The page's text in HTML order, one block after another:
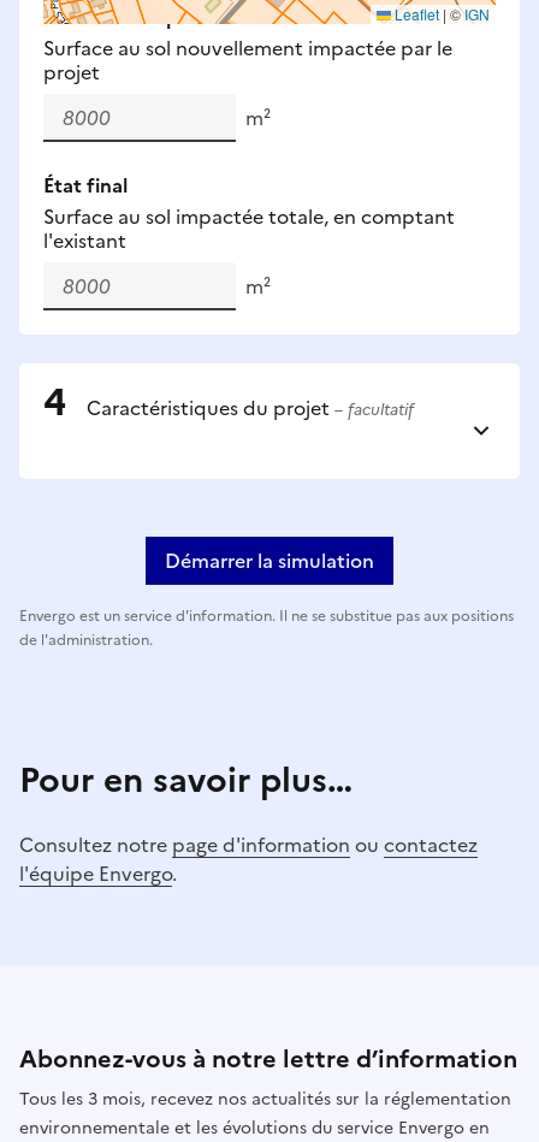
Leaflet | © IGN
Nouveaux impacts
Surface au sol nouvellement impactée par le
projet
m²
État final
Surface au sol impactée totale, en comptant
l'existant
m²
Caractéristiques du projet – facultatif
Démarrer la simulation
Envergo est un service d'information. Il ne se substitue pas aux positions
de l'administration.
Pour en savoir plus…
Consultez notre page d'information ou contactez
l'équipe Envergo.
Abonnez-vous à notre lettre d’information
Tous les 3 mois, recevez nos actualités sur la réglementation
environnementale et les évolutions du service Envergo en